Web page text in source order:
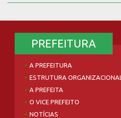
PREFEITURA
A PREFEITURA
ESTRUTURA ORGANIZACIONAL
A PREFEITA
O VICE PREFEITO
NOTÍCIAS